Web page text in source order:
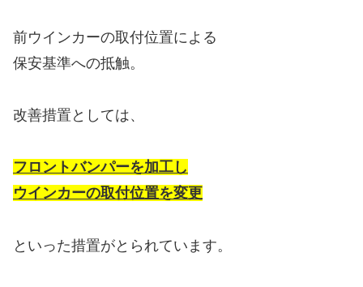
前ウインカーの取付位置による
保安基準への抵触。
改善措置としては、
フロントバンパーを加工し
ウインカーの取付位置を変更
といった措置がとられています。